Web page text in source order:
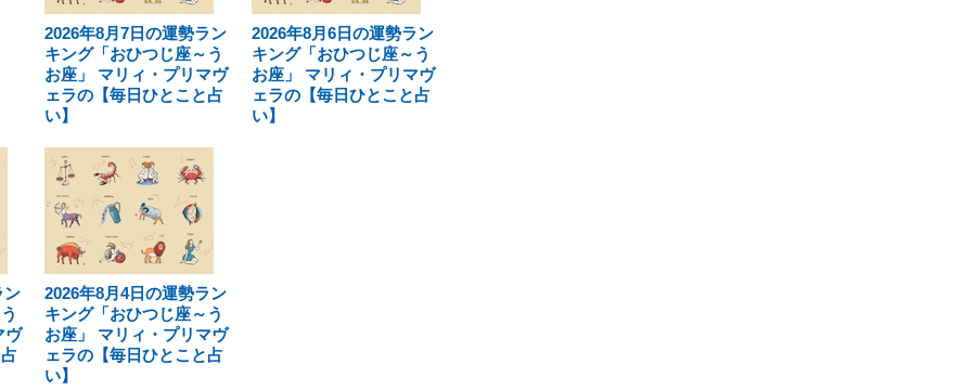
2026年8月7日の運勢ラン
キング「おひつじ座～う
お座」 マリィ・プリマヴ
ェラの【毎日ひとこと占
い】
2026年8月6日の運勢ラン
キング「おひつじ座～う
お座」 マリィ・プリマヴ
ェラの【毎日ひとこと占
い】
ン
ヴ
2026年8月4日の運勢ラン
キング「おひつじ座～う
お座」 マリィ・プリマヴ
ェラの【毎日ひとこと占
い】